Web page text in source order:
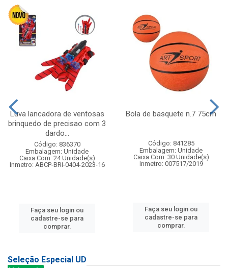
Luva lancadora de ventosas
brinquedo de precisao com 3
dardo...
Código: 836370
Embalagem: Unidade
Caixa Com: 24 Unidade(s)
Inmetro: ABCP-BRI-0404-2023-16
Faça seu login ou
cadastre-se para
comprar.
Bola de basquete n.7 75cm
Código: 841285
Embalagem: Unidade
Caixa Com: 30 Unidade(s)
Inmetro: 007517/2019
Faça seu login ou
cadastre-se para
comprar.
Seleção Especial UD